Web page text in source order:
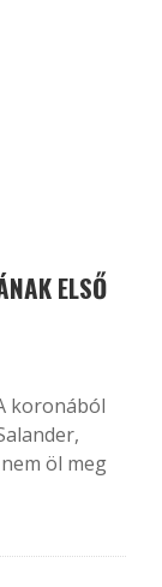
ELSŐ
koronából
öl meg